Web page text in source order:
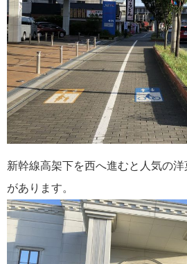
新幹線高架下を西へ進むと人気の洋
があります。